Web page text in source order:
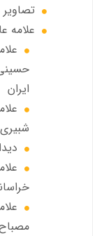
علامه
ایران